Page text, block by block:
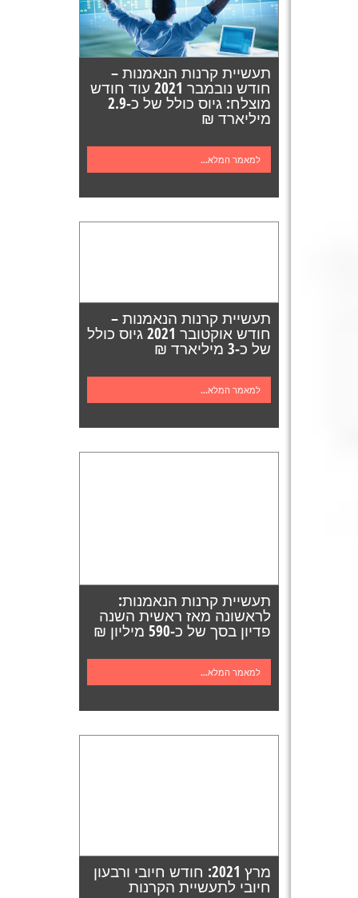
תעשיית קרנות הנאמנות –
חודש נובמבר 2021 עוד חודש
מוצלח: גיוס כולל של כ-2.9
מיליארד ₪
למאמר המלא...
תעשיית קרנות הנאמנות –
חודש אוקטובר 2021 גיוס כולל
של כ-3 מיליארד ₪
למאמר המלא...
תעשיית קרנות הנאמנות:
לראשונה מאז ראשית השנה
פדיון בסך של כ-590 מיליון ₪
למאמר המלא...
מרץ 2021: חודש חיובי ורבעון
חיובי לתעשיית הקרנות